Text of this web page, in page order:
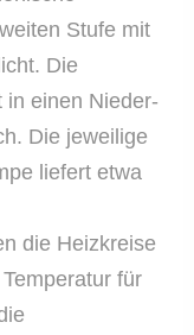
Stufe mit
Die
in einen Nieder-
Die jeweilige
liefert etwa
die Heizkreise
für